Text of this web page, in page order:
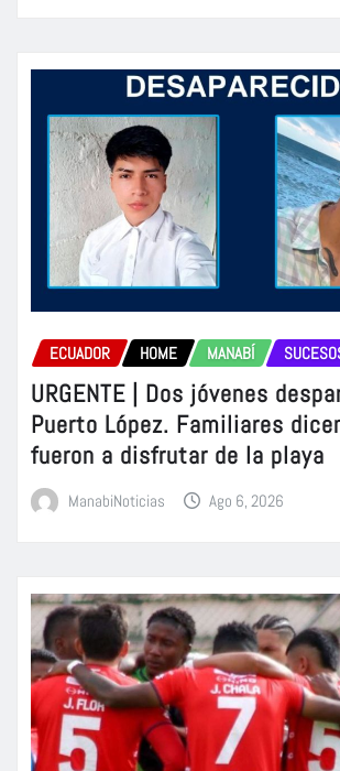
ECUADOR HOME MANABÍ
URGENTE | Dos jóvenes
Puerto López. Familiares
fueron a disfrutar de la playa
ManabiNoticias Ago 6, 2026